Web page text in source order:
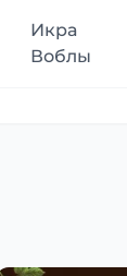
Икра
Воблы